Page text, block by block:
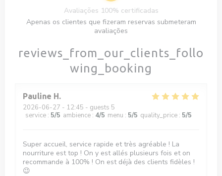
reviews_from_our_clients_follo
wing_booking
Pauline H
2026-06-27 - 12:45 - guests 5
service : 5/5 ambience : 4/5 menu : 5/5 quality_price : 5/5
Super accueil, service rapide et très agréable ! La
nourriture est top ! On y est allés plusieurs fois et on
recommande à 100% ! On est déjà des clients fidèles !
😉
Avaliações 100% certificadas
Apenas os clientes que fizeram reservas submeteram
avaliações